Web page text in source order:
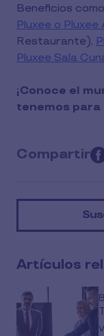
Beneficios
Pluxee o
Restaurante),
Pluxee Sala
¡Conoce el
tenemos para
Compartir
this
on
Artículos